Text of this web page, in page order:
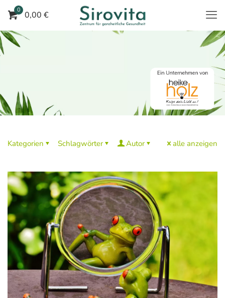
0 0,00 €
Kategorien Schlagwörter Autor alle anzeigen